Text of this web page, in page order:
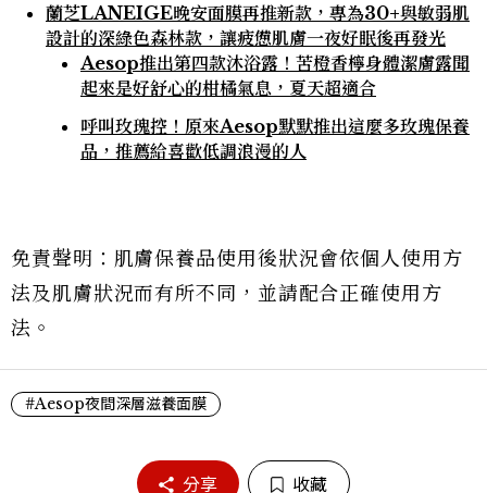
蘭芝LANEIGE晚安面膜再推新款，專為30+與敏弱肌
設計的深綠色森林款，讓疲憊肌膚一夜好眠後再發光
Aesop推出第四款沐浴露！苦橙香檸身體潔膚露聞
起來是好舒心的柑橘氣息，夏天超適合
呼叫玫瑰控！原來Aesop默默推出這麼多玫瑰保養
品，推薦給喜歡低調浪漫的人
免責聲明：肌膚保養品使用後狀況會依個人使用方
法及肌膚狀況而有所不同，並請配合正確使用方
法。
#Aesop夜間深層滋養面膜
分享 收藏